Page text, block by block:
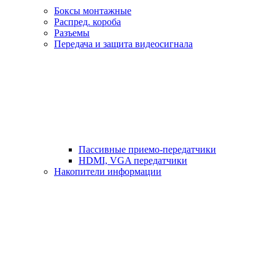
Боксы монтажные
Распред. короба
Разъемы
Передача и защита видеосигнала
Пассивные приемо-передатчики
HDMI, VGA передатчики
Накопители информации